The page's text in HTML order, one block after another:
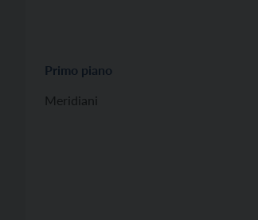
Primo piano
Meridiani